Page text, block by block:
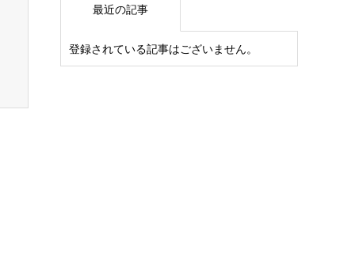
最近の記事
登録されている記事はございません。